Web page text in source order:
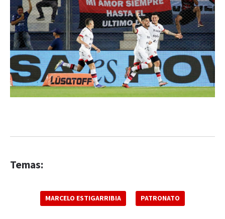
Temas:
MARCELO ESTIGARRIBIA PATRONATO